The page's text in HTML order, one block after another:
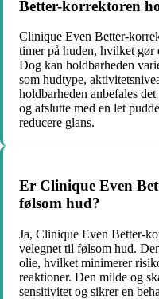
Better-korrektoren
Clinique Even Better-
timer på huden, hvilket gør
Dog kan holdbarheden
som hudtype,
holdbarheden anbefales
og afslutte med en let
reducere glans.
Er Clinique Even
følsom hud?
Ja, Clinique Even Better-
velegnet til følsom hud.
olie, hvilket minimerer
reaktioner. Den milde og
sensitivitet og sikrer en